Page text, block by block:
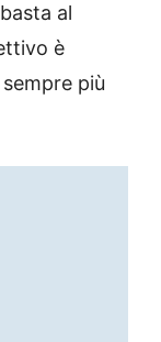
al
è
sempre più